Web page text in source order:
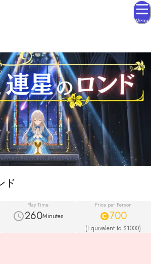
Menu
ド
Play Time
260Minutes
Price per Person
700
(Equivalent to $1000)